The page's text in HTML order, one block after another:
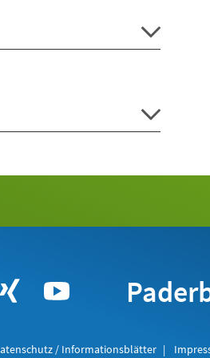
/ Informationsblätter